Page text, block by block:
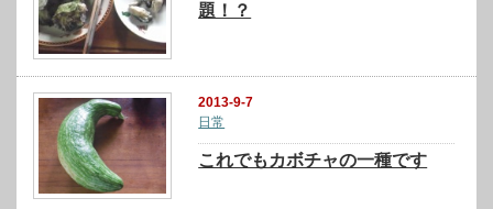
題！？
2013-9-7
日常
これでもカボチャの一種です